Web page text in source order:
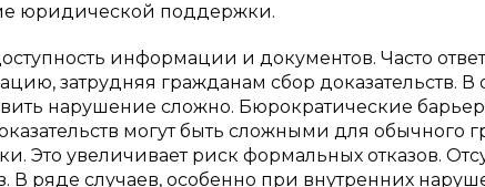
юридической поддержки.
информации и документов. Часто
затрудняя гражданам сбор доказательств. В
нарушение сложно. Бюрократические
могут быть сложными для обычного
Это увеличивает риск формальных отказов.
В ряде случаев, особенно при внутренних